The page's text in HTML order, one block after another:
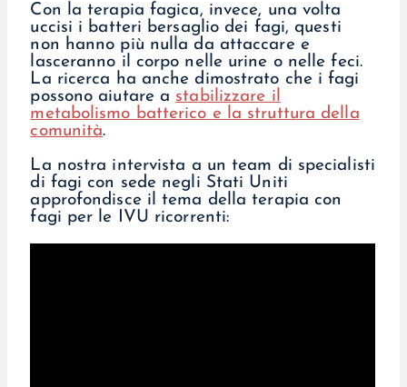
Con la terapia fagica, invece, una volta
uccisi i batteri bersaglio dei fagi, questi
non hanno più nulla da attaccare e
lasceranno il corpo nelle urine o nelle feci.
La ricerca ha anche dimostrato che i fagi
possono aiutare a stabilizzare il
metabolismo batterico e la struttura della
comunità.
La nostra intervista a un team di specialisti
di fagi con sede negli Stati Uniti
approfondisce il tema della terapia con
fagi per le IVU ricorrenti: